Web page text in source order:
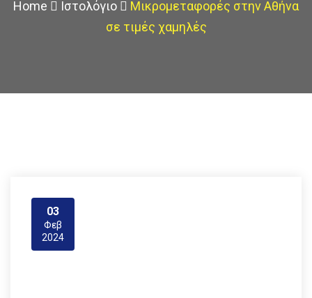
Home Ιστολόγιο
Μικρομεταφορές στην Αθήνα
σε τιμές χαμηλές
03
Φεβ
2024